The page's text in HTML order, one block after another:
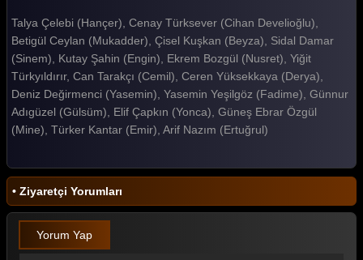
Gelin 293. Bölüm
Gelin 292. Bölüm
Gelin 291. Bölüm
Gelin 290. Bölüm
Gelin 289. Bölüm
Gelin 288. Bölüm
Gelin 287. Bölüm
Talya Çelebi (Hançer), Cenay Türksever (Cihan Develioğlu),
Betigül Ceylan (Mukadder), Çisel Kuşkan (Beyza), Sidal Damar
(Sinem), Kutay Şahin (Engin), Ekrem Bozgül (Nusret), Yiğit
Türkyıldırır, Can Tarakçı (Cemil), Ceren Yüksekkaya (Derya),
Deniz Değirmenci (Yasemin), Yasemin Yeşilgöz (Fadime), Günnur
Adıgüzel (Gülsüm), Elif Çapkın (Yonca), Güneş Ebrar Özgül
(Mine), Türker Kantar (Emir), Arif Nazım (Ertuğrul)
• Ziyaretçi Yorumları
Yorum Yap